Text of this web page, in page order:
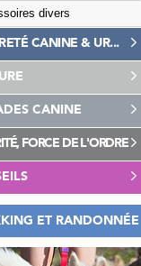
divers
CANINE & UR...
CANINE
FORCE DE L'ORDRE
ET RANDONNÉE